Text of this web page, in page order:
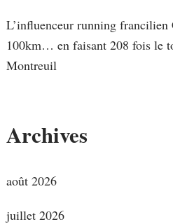
L’influenceur running francilien
100km… en faisant 208 fois le
Montreuil
Archives
août 2026
juillet 2026